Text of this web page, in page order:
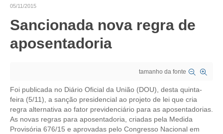
ORGANOGRAMA
CRESCE BRASIL
CONSELHO TECNOLÓGICO
CONSELHOS ASSESSORES
PERSONALIDADES DA TECNOLOGIA
05/11/2015
Sancionada nova regra de
aposentadoria
tamanho da fonte
Foi publicada no Diário Oficial da União (DOU), desta quinta-
feira (5/11), a sanção presidencial ao projeto de lei que cria
regra alternativa ao fator previdenciário para as aposentadorias.
As novas regras para aposentadoria, criadas pela Medida
Provisória 676/15 e aprovadas pelo Congresso Nacional em